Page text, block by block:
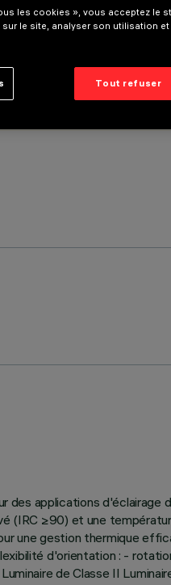
applications
(IRC ≥90) et une
une gestion thermique
d'orientation : -
de Classe II
les cookies », vous acceptez le
le site, analyser son utilisation
Tout refuser